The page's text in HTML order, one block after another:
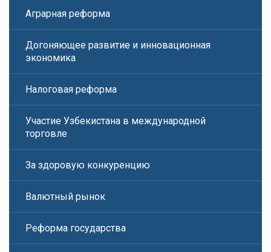
Аграрная реформа
Догоняющее развитие и инновационная
экономика
Налоговая реформа
Участие Узбекистана в международной
торговле
За здоровую конкуренцию
Валютный рынок
Реформа государства